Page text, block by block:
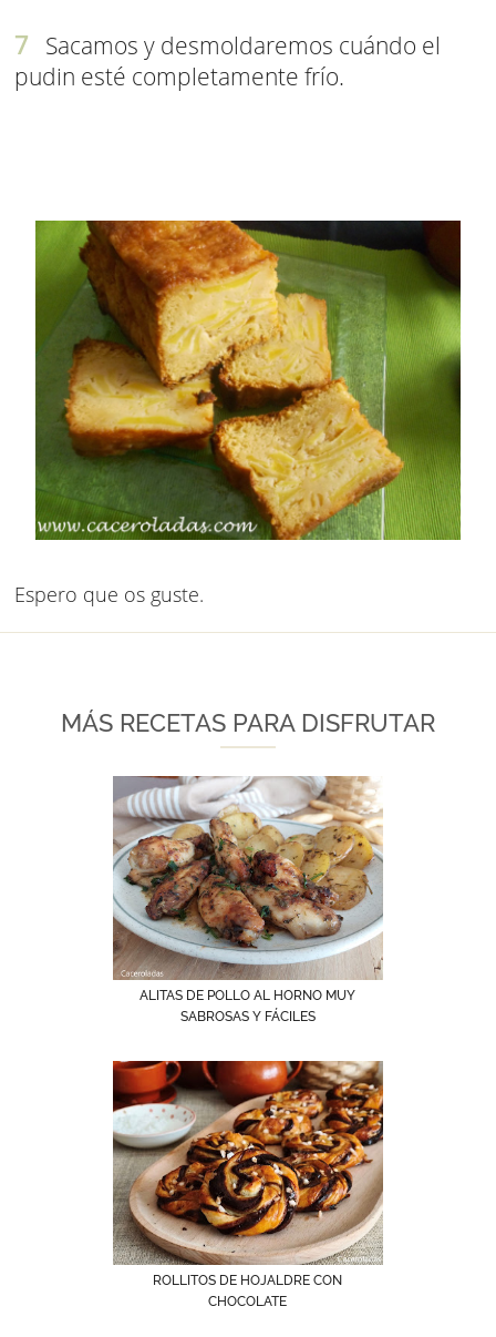
Sacamos y desmoldaremos cuándo el
pudin esté completamente frío.
Espero que os guste.
MÁS RECETAS PARA DISFRUTAR
ALITAS DE POLLO AL HORNO MUY
SABROSAS Y FÁCILES
ROLLITOS DE HOJALDRE CON
CHOCOLATE